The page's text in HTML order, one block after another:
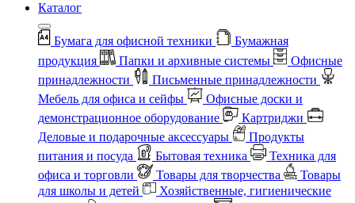
Каталог
Бумага для офисной техники
Бумажная
продукция
Папки и архивные системы
Офисные
принадлежности
Письменные принадлежности
Мебель для офиса и сейфы
Офисные доски и
демонстрационное оборудование
Картриджи
Деловые и подарочные аксессуары
Продукты
питания и посуда
Бытовая техника
Техника для
офиса и торговли
Товары для творчества
Товары
для школы и детей
Хозяйственные, гигиенические